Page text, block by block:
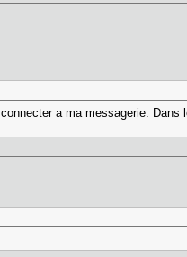
a ma messagerie.